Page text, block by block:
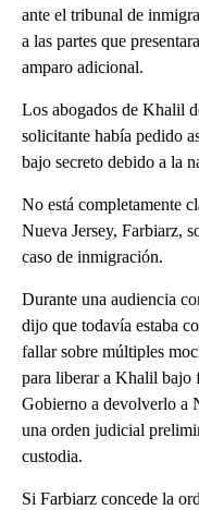
ante el tribunal de
a las partes que
amparo adicional.
Los abogados de Khalil
solicitante había pedido
bajo secreto debido a la
No está completamente
Nueva Jersey, Farbiarz,
caso de inmigración.
Durante una audiencia
dijo que todavía estaba
fallar sobre múltiples
para liberar a Khalil bajo
Gobierno a devolverlo a
una orden judicial
custodia.
Si Farbiarz concede la